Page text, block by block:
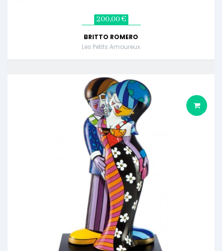
200,00 €
BRITTO ROMERO
Les Petits Amoureux